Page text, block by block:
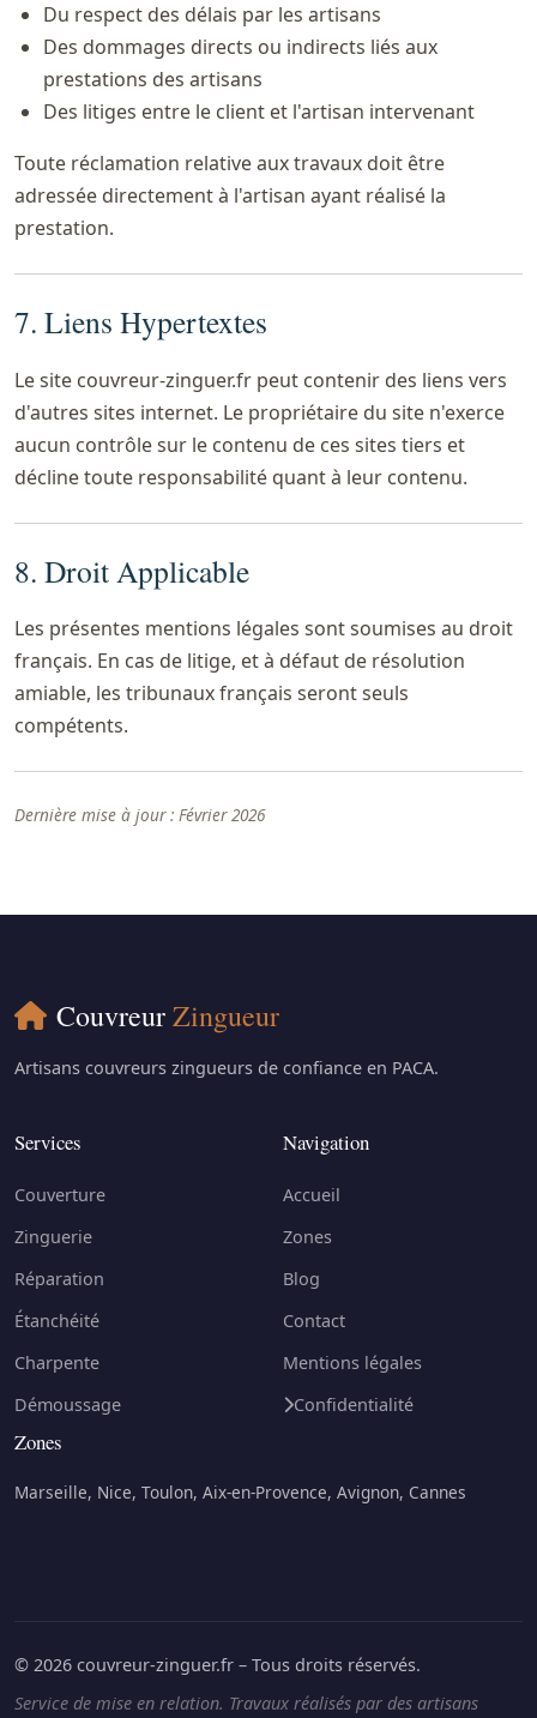
Du respect des délais par les artisans
Des dommages directs ou indirects liés aux
prestations des artisans
Des litiges entre le client et l'artisan intervenant
Toute réclamation relative aux travaux doit être
adressée directement à l'artisan ayant réalisé la
prestation.
7. Liens Hypertextes
Le site couvreur-zinguer.fr peut contenir des liens vers
d'autres sites internet. Le propriétaire du site n'exerce
aucun contrôle sur le contenu de ces sites tiers et
décline toute responsabilité quant à leur contenu.
8. Droit Applicable
Les présentes mentions légales sont soumises au droit
français. En cas de litige, et à défaut de résolution
amiable, les tribunaux français seront seuls
compétents.
Dernière mise à jour : Février 2026
CouvreurZingueur
Artisans couvreurs zingueurs de confiance en PACA.
Services
Couverture
Zinguerie
Réparation
Étanchéité
Charpente
Démoussage
Navigation
Accueil
Zones
Blog
Contact
Mentions légales
Confidentialité
Zones
Marseille, Nice, Toulon, Aix-en-Provence, Avignon, Cannes
© 2026 couvreur-zinguer.fr – Tous droits réservés.
Service de mise en relation. Travaux réalisés par des artisans